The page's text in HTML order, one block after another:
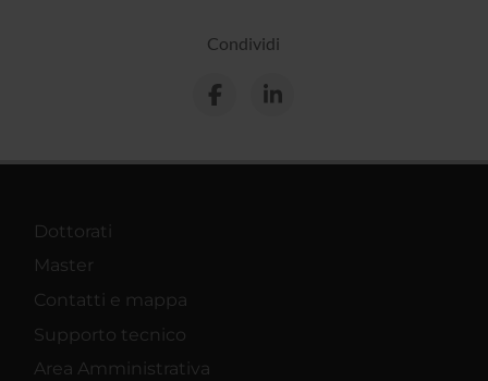
Condividi
Dottorati
Master
Contatti e mappa
Supporto tecnico
Area Amministrativa